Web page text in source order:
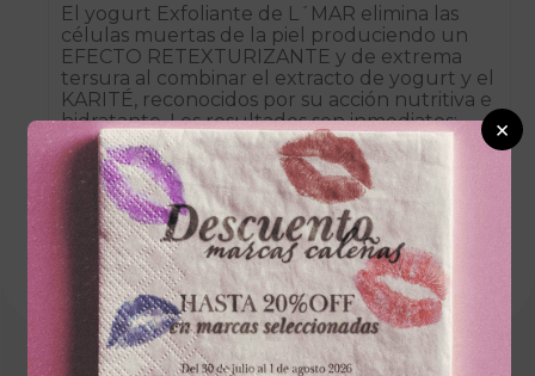
El yogurt Exfoliante de L´MAR elimina las
células muertas de la piel produciendo un
EFECTO RETEXTURIZANTE y de extrema
tersura al combinar el extracto de yogurt y el
KARITÉ, reconocidos por su acción nutritiva e
hidratante. Los resultados son inmediatos:
una piel más suave y radiante!
×